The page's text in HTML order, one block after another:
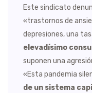
Este sindicato
«trastornos de
depresiones, una
elevadísimo
suponen una
«Esta pandemia
de un sistema